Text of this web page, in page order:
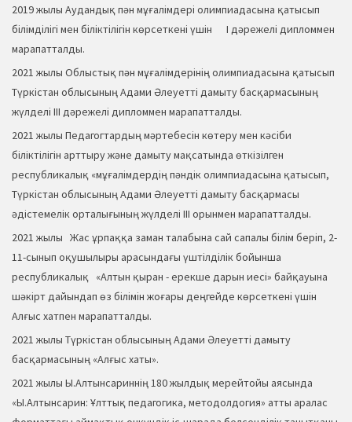
2019 жылы Аудандық пән мұғалімдері олимпиадасына қатысып
білімділігі мен біліктілігін көрсеткені үшін І дәрежелі дипломмен
марапатталды.
2021 жылы Облыстық пән мұғалімдерінің олимпиадасына қатысып
Түркістан облысының Адами Әлеуетті дамыту басқармасының
жүлделі ІІІ дәрежелі дипломмен марапатталды.
2021 жылы Педагогтардың мәртебесін көтеру мен кәсіби
біліктілігін арттыру және дамыту мақсатында өткізілген
республикалық «мұғалімдердің пәндік олимпиадасына қатысып,
Түркістан облысының Адами Әлеуетті дамыту басқармасы
әдістемелік орталығының жүлделі ІІІ орынмен марапатталды.
2021 жылы Жас ұрпаққа заман талабына сай сапалы білім беріп, 2-
11-сынып оқушылыры арасындағы үштілділік бойынша
республикалық «Алтын қыран - ерекше дарын иесі» байқауына
шәкірт дайындап өз білімін жоғары деңгейде көрсеткені үшін
Алғыс хатпен марапатталды.
2021 жылы Түркістан облысының Адами Әлеуетті дамыту
басқармасының «Алғыс хаты».
2021 жылы Ы.Алтынсариннің 180 жылдық мерейтойы аясында
«Ы.Алтынсарин: Ұлттық педагогика, методолдогия» атты аралас